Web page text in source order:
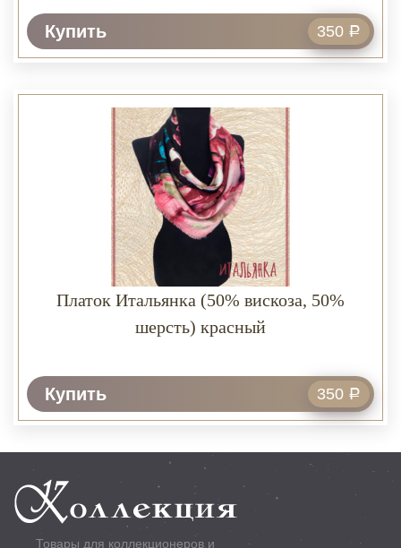
Купить 350 Р
Платок Итальянка (50% вискоза, 50%
шерсть) красный
Купить 350 Р
Товары для коллекционеров и